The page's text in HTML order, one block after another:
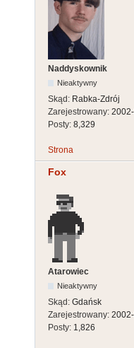
Naddyskownik
Nieaktywny
Skąd: Rabka-Zdrój
Zarejestrowany:
Posty: 8,329
Strona
Fox
Atarowiec
Nieaktywny
Skąd: Gdańsk
Zarejestrowany:
Posty: 1,826